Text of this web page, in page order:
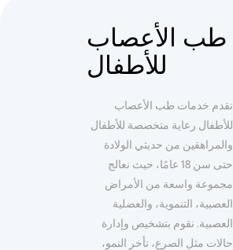
طب الأعصاب
للأطفال
نقدم خدمات طب الأعصاب
للأطفال رعاية متخصصة للأطفال
والمراهقين من حديثي الولادة
حتى سن 18 عامًا، حيث نعالج
مجموعة واسعة من الأمراض
العصبية، التنموية، والعضلية
العصبية. نقوم بتشخيص وإدارة
حالات مثل الصرع، تأخر النمو،